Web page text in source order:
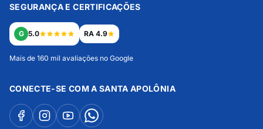
SEGURANÇA E CERTIFICAÇÕES
G 5.0 RA 4.9
Mais de 160 mil avaliações no Google
CONECTE-SE COM A SANTA APOLÔNIA